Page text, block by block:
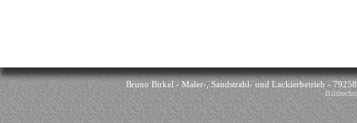
Bruno Birkel - Maler-, Sandstrahl- und Lackierbetrieb -